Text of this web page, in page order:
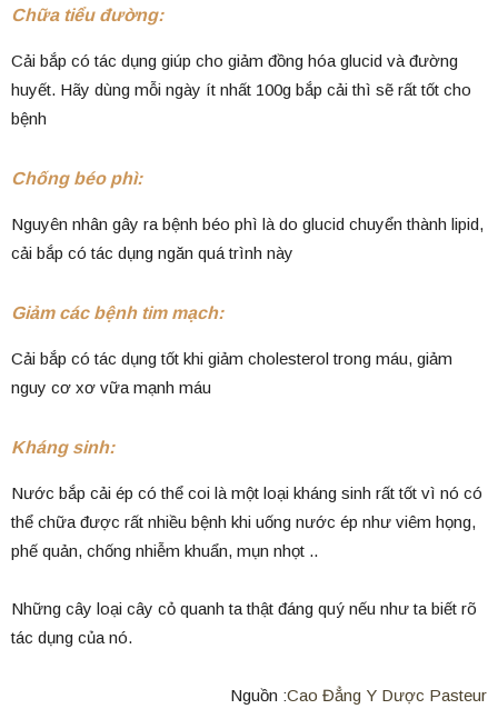
Chữa tiểu đường:
Cải bắp có tác dụng giúp cho giảm đồng hóa glucid và đường
huyết. Hãy dùng mỗi ngày ít nhất 100g bắp cải thì sẽ rất tốt cho
bệnh
Chống béo phì:
Nguyên nhân gây ra bệnh béo phì là do glucid chuyển thành lipid,
cải bắp có tác dụng ngăn quá trình này
Giảm các bệnh tim mạch:
Cải bắp có tác dụng tốt khi giảm cholesterol trong máu, giảm
nguy cơ xơ vữa mạnh máu
Kháng sinh:
Nước bắp cải ép có thể coi là một loại kháng sinh rất tốt vì nó có
thể chữa được rất nhiều bệnh khi uống nước ép như viêm họng,
phế quản, chống nhiễm khuẩn, mụn nhọt ..
Những cây loại cây cỏ quanh ta thật đáng quý nếu như ta biết rõ
tác dụng của nó.
Nguồn :Cao Đẳng Y Dược Pasteur